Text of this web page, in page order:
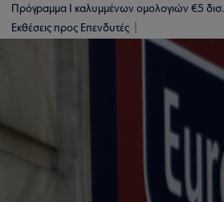
Πρόγραμμα Ι καλυμμένων ομολογιών €5 δισ.
Εκθέσεις προς Επενδυτές